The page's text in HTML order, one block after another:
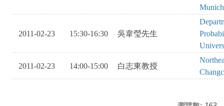
2011-02-23 15:30-16:30 吳韋瑩先生
2011-02-23 14:00-15:00 白志東教授